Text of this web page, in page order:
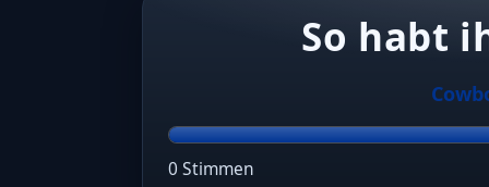
So habt
0 Stimmen